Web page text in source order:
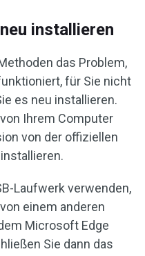
installieren
das Problem,
für Sie nicht
es neu installieren.
Ihrem Computer
von der offiziellen
Laufwerk verwenden,
einem anderen
Microsoft Edge
Sie dann das